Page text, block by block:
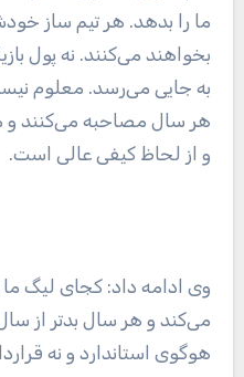
ما را بدهد. هر تیم ساز
بخواهند می‌کنند. نه پول
به جایی می‌رسد. معلوم
هر سال مصاحبه می‌کنند
و از لحاظ کیفی عالی است.
وی ادامه داد: کجای لیگ
می‌کند و هر سال بدتر از
هوگوی استاندارد و نه